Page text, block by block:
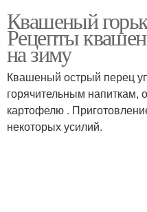
Квашеный
Рецепты
на зиму
Квашеный острый перец
горячительным напиткам,
картофелю .
некоторых усилий.